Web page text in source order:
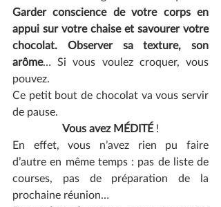
Garder conscience de votre corps en
appui sur votre chaise et savourer votre
chocolat. Observer sa texture, son
arôme… Si vous voulez croquer, vous
pouvez.
Ce petit bout de chocolat va vous servir
de pause.
Vous avez MÉDITÉ !
En effet, vous n’avez rien pu faire
d’autre en même temps : pas de liste de
courses, pas de préparation de la
prochaine réunion…